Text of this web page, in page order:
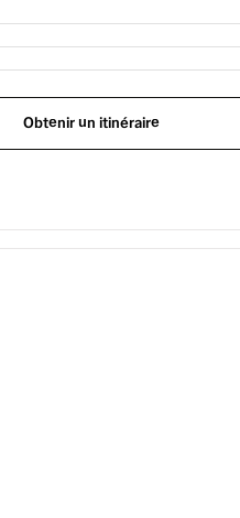
Obtenir un itinéraire